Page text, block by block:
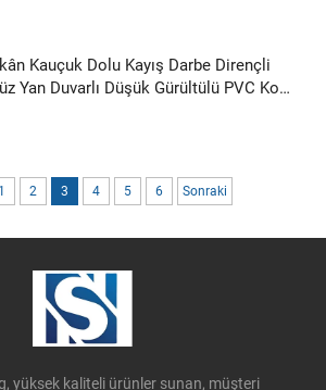
Kauçuk Dolu Kayış Darbe Dirençli
Yan Duvarlı Düşük Gürültülü PVC Koşu
1 2 3 4 5 6 Sonraki
yüksek kaliteli ürünler sunan, müşteri